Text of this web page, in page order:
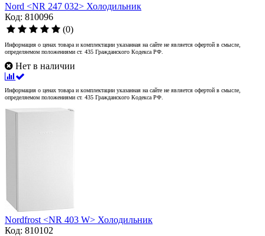
Nord <NR 247 032> Холодильник
Код: 810096
(0)
Информация о ценах товара и комплектации указанная на сайте не является офертой в смысле,
определяемом положениями ст. 435 Гражданского Кодекса РФ.
Нет в наличии
Информация о ценах товара и комплектации указанная на сайте не является офертой в смысле,
определяемом положениями ст. 435 Гражданского Кодекса РФ.
Nordfrost <NR 403 W> Холодильник
Код: 810102